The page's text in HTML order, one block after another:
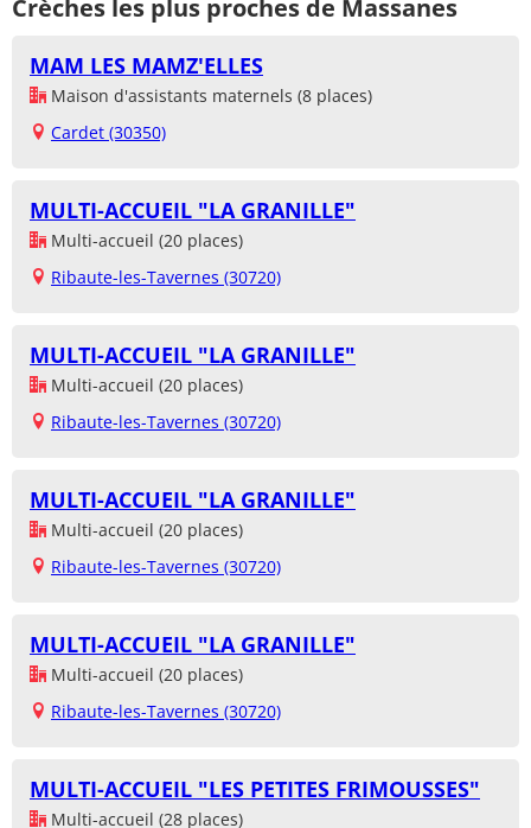
Crèches les plus proches de Massanes
MAM LES MAMZ'ELLES
Maison d'assistants maternels (8 places)
Cardet (30350)
MULTI-ACCUEIL "LA GRANILLE"
Multi-accueil (20 places)
Ribaute-les-Tavernes (30720)
MULTI-ACCUEIL "LA GRANILLE"
Multi-accueil (20 places)
Ribaute-les-Tavernes (30720)
MULTI-ACCUEIL "LA GRANILLE"
Multi-accueil (20 places)
Ribaute-les-Tavernes (30720)
MULTI-ACCUEIL "LA GRANILLE"
Multi-accueil (20 places)
Ribaute-les-Tavernes (30720)
MULTI-ACCUEIL "LES PETITES FRIMOUSSES"
Multi-accueil (28 places)